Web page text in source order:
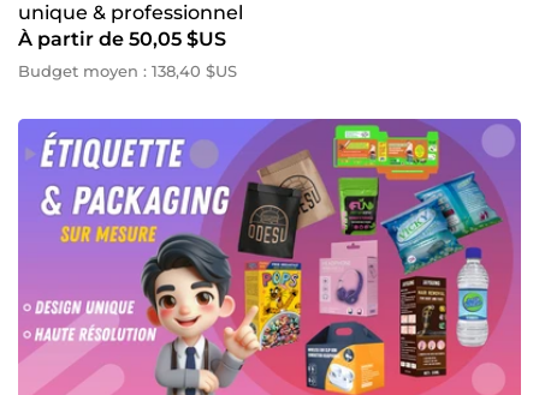
unique & professionnel
À partir de 50,05 $US
Budget moyen : 138,40 $US